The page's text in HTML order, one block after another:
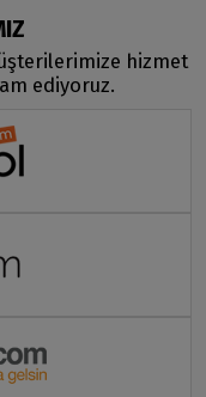
hizmet
ediyoruz.